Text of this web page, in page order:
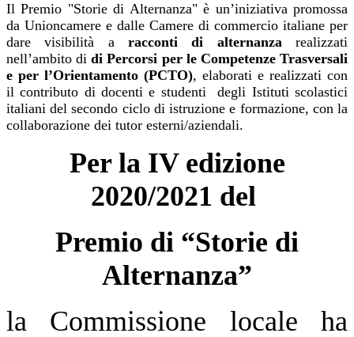
Il Premio "Storie di Alternanza" è un’iniziativa promossa
da Unioncamere e dalle Camere di commercio italiane per
dare visibilità a racconti di alternanza realizzati
nell’ambito didi Percorsi per le Competenze Trasversali
e per l’Orientamento (PCTO), elaborati e realizzati con
il contributo di docenti e studenti degli Istituti scolastici
italiani del secondo ciclo di istruzione e formazione, con la
collaborazione dei tutor esterni/aziendali.
Per la IV edizione
2020/2021 del
Premio di “Storie di
Alternanza”
la Commissione locale ha